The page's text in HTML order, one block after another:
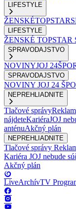
LIFESTYLE
ŽENSKÉTOPSTAR
LIFESTYLE
ŽENSKÉ TOPSTAR
SPRAVODAJSTVO
NOVINYJOJ 24
SPRAVODAJSTVO
NOVINY JOJ 24
NEPREHLIADNITE
Tlačové správy
nájdeteKariéraJOJ
anténuAkčný plán
NEPREHLIADNITE
Tlačové správy
Kariéra JOJ nebude
Akčný plán
LiveArchívTV